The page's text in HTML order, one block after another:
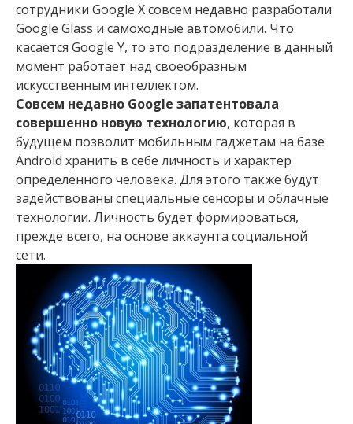
сотрудники Google X совсем недавно разработали
Google Glass и самоходные автомобили. Что
касается Google Y, то это подразделение в данный
момент работает над своеобразным
искусственным интеллектом.
Совсем недавно Google запатентовала
совершенно новую технологию, которая в
будущем позволит мобильным гаджетам на базе
Android хранить в себе личность и характер
определённого человека. Для этого также будут
задействованы специальные сенсоры и облачные
технологии. Личность будет формироваться,
прежде всего, на основе аккаунта социальной
сети.